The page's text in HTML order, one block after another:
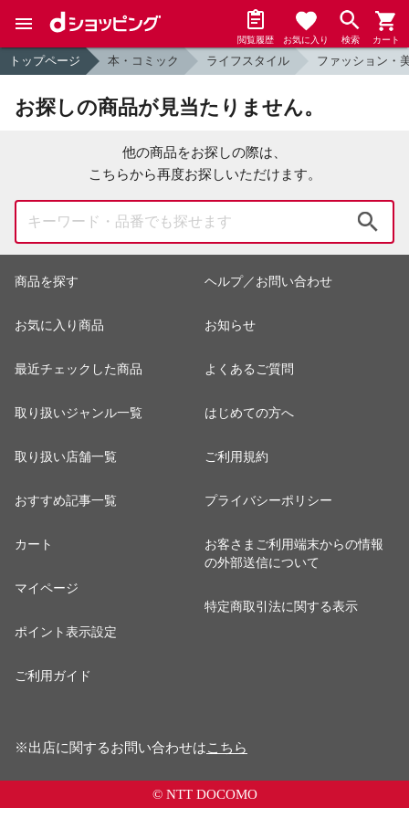
閲覧履歴 お気に入り 検索 カート
トップページ 本・コミック ライフスタイル ファッション・
お探しの商品が見当たりません。
他の商品をお探しの際は、
こちらから再度お探しいただけます。
商品を探す
お気に入り商品
最近チェックした商品
取り扱いジャンル一覧
取り扱い店舗一覧
おすすめ記事一覧
カート
マイページ
ポイント表示設定
ご利用ガイド
ヘルプ／お問い合わせ
お知らせ
よくあるご質問
はじめての方へ
ご利用規約
プライバシーポリシー
お客さまご利用端末からの情報
の外部送信について
特定商取引法に関する表示
※出店に関するお問い合わせはこちら
© NTT DOCOMO